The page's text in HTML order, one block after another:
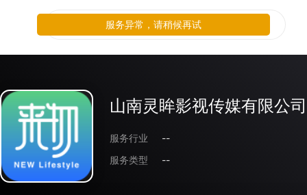
山南灵眸影视传媒有限公司
服务行业
--
服务类型
--
服务异常，请稍候再试